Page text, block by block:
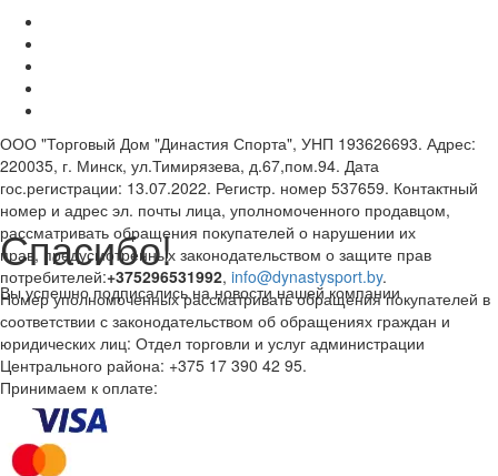
ООО "Торговый Дом "Династия Спорта", УНП 193626693. Адрес:
220035, г. Минск, ул.Тимирязева, д.67,пом.94. Дата
гос.регистрации: 13.07.2022. Регистр. номер 537659. Контактный
номер и адрес эл. почты лица, уполномоченного продавцом,
рассматривать обращения покупателей о нарушении их
прав, предусмотренных законодательством о защите прав
потребителей:+375296531992, info@dynastysport.by.
Номер уполномоченных рассматривать обращения покупателей в
соответствии с законодательством об обращениях граждан и
юридических лиц: Отдел торговли и услуг администрации
Центрального района: +375 17 390 42 95.
Принимаем к оплате:
Спасибо!
Вы успешно подписались на новости нашей компании